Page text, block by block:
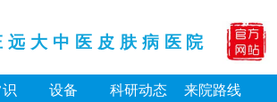
远大中医皮肤病医院
设备 科研动态 来院路线